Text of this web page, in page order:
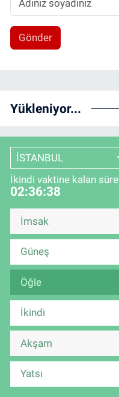
Gönder
Yükleniyor...
İSTANBUL
İkindi vaktine kalan süre
02:36:37
İmsak
Güneş
Öğle
İkindi
Akşam
Yatsı